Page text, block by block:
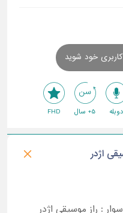
خود شوید
دوبله 5+ سال FHD
اژدر
: راز موسیقی اژدر